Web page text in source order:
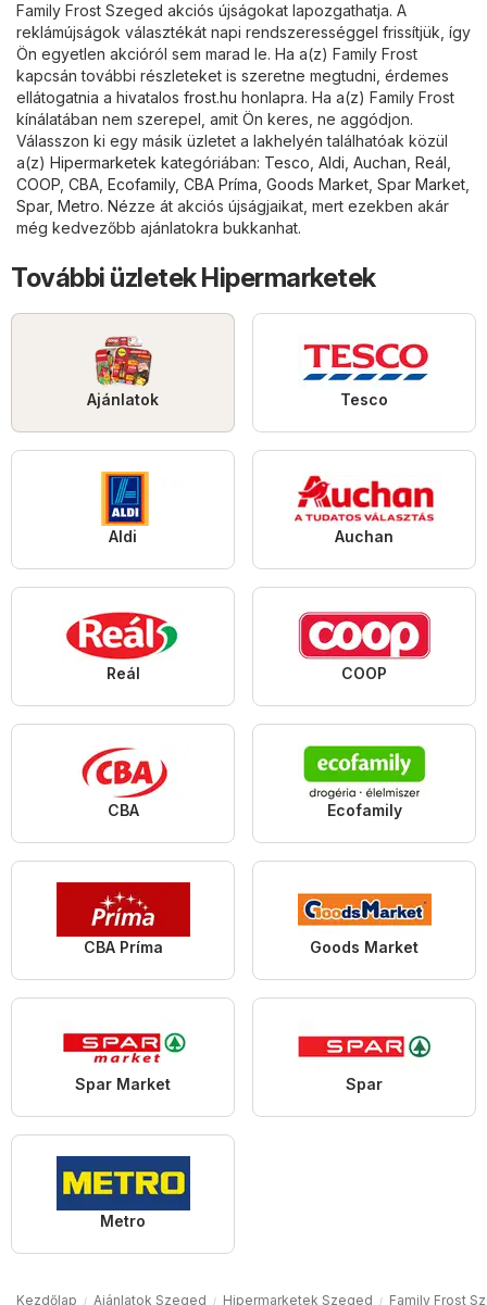
Family Frost Szeged akciós újságokat lapozgathatja. A
reklámújságok választékát napi rendszerességgel frissítjük, így
Ön egyetlen akcióról sem marad le. Ha a(z) Family Frost
kapcsán további részleteket is szeretne megtudni, érdemes
ellátogatnia a hivatalos frost.hu honlapra. Ha a(z) Family Frost
kínálatában nem szerepel, amit Ön keres, ne aggódjon.
Válasszon ki egy másik üzletet a lakhelyén találhatóak közül
a(z) Hipermarketek kategóriában: Tesco Aldi Auchan Reál
COOP CBA Ecofamily, CBA Príma Goods Market Spar Market
Spar, Metro. Nézze át akciós újságjaikat, mert ezekben akár
még kedvezőbb ajánlatokra bukkanhat.
További üzletek Hipermarketek
Ajánlatok Tesco
Aldi Auchan
Reál COOP
CBA Ecofamily
CBA Príma Goods Market
Spar Market Spar
Metro
Kezdőlap Ajánlatok Szeged Hipermarketek Szeged Family Frost